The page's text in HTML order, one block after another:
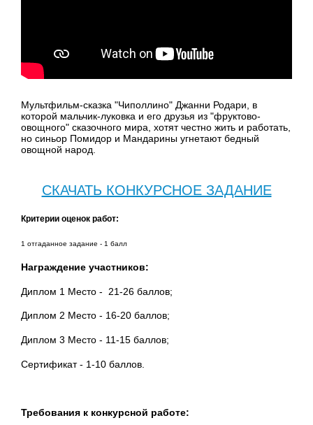
Мультфильм-сказка "Чиполлино" Джанни Родари, в
которой мальчик-луковка и его друзья из "фруктово-
овощного" сказочного мира, хотят честно жить и работать,
но синьор Помидор и Мандарины угнетают бедный
овощной народ.
СКАЧАТЬ КОНКУРСНОЕ ЗАДАНИЕ
Критерии оценок работ:
1 отгаданное задание - 1 балл
Награждение участников:
Диплом 1 Место - 21-26 баллов;
Диплом 2 Место - 16-20 баллов;
Диплом 3 Место - 11-15 баллов;
Сертификат - 1-10 баллов.
Требования к конкурсной работе: